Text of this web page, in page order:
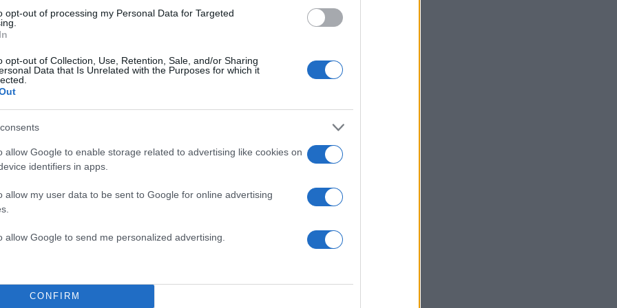
opt-out of processing my Personal Data for Targeted
opt-out of Collection, Use, Retention, Sale, and/or Sharing
Data that Is Unrelated with the Purposes for which it
allow Google to enable storage related to advertising like cookies on
identifiers in apps.
allow my user data to be sent to Google for online advertising
allow Google to send me personalized advertising.
CONFIRM
συναυλία
«Ένα πιάνο. Μια φωνή» 10 Years Tour αποτελεί ένα
γεγονότα της χρονιάς στην Ευρώπη. Με το
γίνει παγκόσμιο anthem και την ικανότητά του να μαγεύει
με τη συνοδεία ενός πιάνου, ο Slimane αποδεικνύει
πρεσβευτής του σύγχρονου γαλλικού τραγουδιού.
ΔΙΑΦΗΜΙΣΗ